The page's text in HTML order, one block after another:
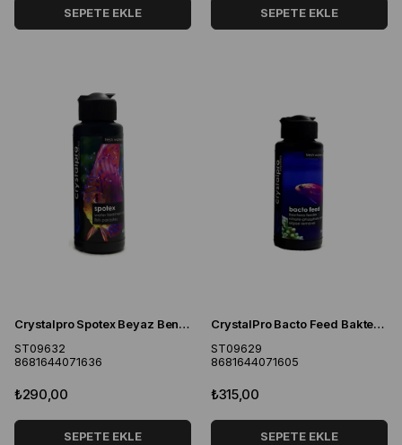
SEPETE EKLE SEPETE EKLE
Crystalpro Spotex Beyaz Benek İlacı
ST09632
8681644071636
₺290,00
SEPETE EKLE
CrystalPro Bacto Feed Bakteri Besini 125 ml
ST09629
8681644071605
₺315,00
SEPETE EKLE